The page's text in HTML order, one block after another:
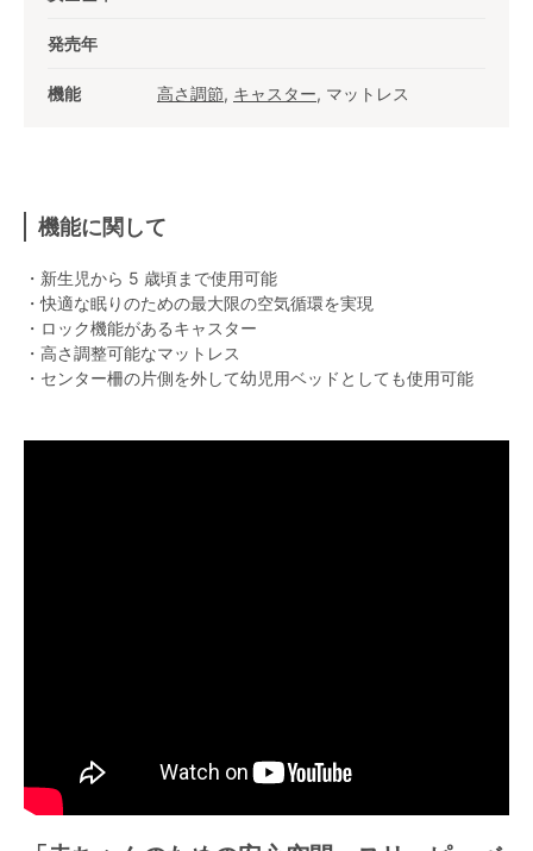
発売年
機能 高さ調節, キャスター, マットレス
機能に関して
・新生児から 5 歳頃まで使用可能
・快適な眠りのための最大限の空気循環を実現
・ロック機能があるキャスター
・高さ調整可能なマットレス
・センター柵の片側を外して幼児用ベッドとしても使用可能